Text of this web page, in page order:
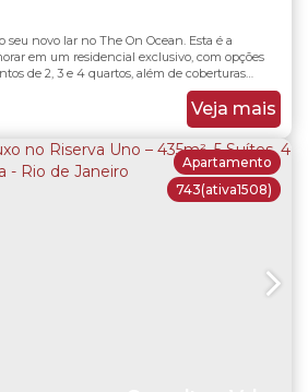
seu novo lar no The On Ocean. Esta é a
em um residencial exclusivo, com opções
de 2, 3 e 4 quartos, além de coberturas
Todos os imóveis contam com plantas
altíssimo padrão, varandas gourmet espaçosas e
Veja mais
743(ativa1508)
Apartamento